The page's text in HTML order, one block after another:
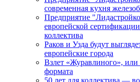
современная кухня
Предприятие
европейской
коллектива
Раков и Узда будут
европейские города
Взлет «Журавлиного»,
формата